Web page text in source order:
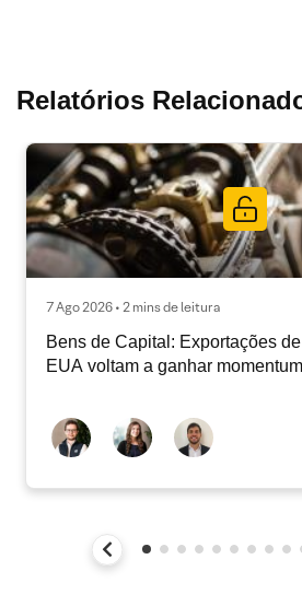
Relatórios
7 Ago 2026 • 2 mins de leitura
Bens de Capital: Exportações
EUA voltam a ganhar momentum